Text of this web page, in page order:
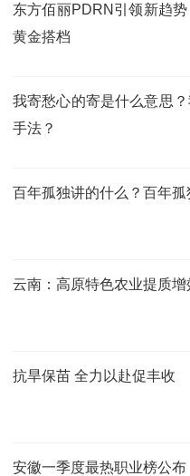
东方佰丽PDRN引领新趋
黄金搭档
我寄愁心的寄是什么意思
手法？
百年孤独讲的什么？百年
云南：高原特色农业提质增
抗旱保苗 全力以赴促丰收
安徽一季度最热职业榜公布